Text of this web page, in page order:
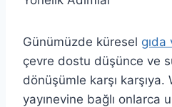
Günümüzde küresel
çevre dostu düşünce ve
dönüşümle karşı karşıya.
yayınevine bağlı onlarca